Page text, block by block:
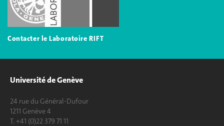
Contacter le Laboratoire RIFT
Université de Genève
24 rue du Général-Dufour
1211 Genève 4
T. +41 (0)22 379 71 11